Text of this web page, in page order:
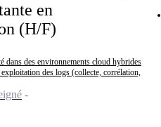
en
(H/F)
dans des environnements cloud hybrides
des logs (collecte, corrélation,